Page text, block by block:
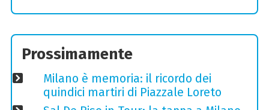
Prossimamente
Milano è memoria: il ricordo dei
quindici martiri di Piazzale Loreto